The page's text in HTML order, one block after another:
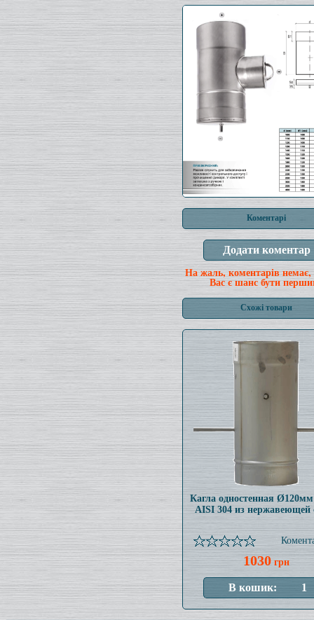
Коментарі
На жаль, коментарів немає,
Вас є шанс бути
Схожі товари
Кагла одностенная
AISI 304 из нержавеющей
1030 грн